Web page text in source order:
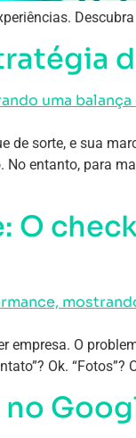
de sorte, e sua
entanto, para
O
empresa. O
Ok.